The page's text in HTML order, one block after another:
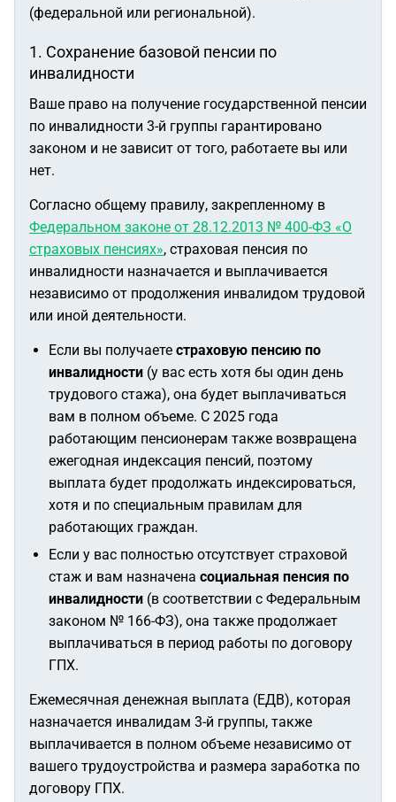
(федеральной или региональной).
1. Сохранение базовой пенсии по
инвалидности
Ваше право на получение государственной пенсии
по инвалидности 3-й группы гарантировано
законом и не зависит от того, работаете вы или
нет.
Согласно общему правилу, закрепленному в
Федеральном законе от 28.12.2013 № 400-ФЗ «О
страховых пенсиях», страховая пенсия по
инвалидности назначается и выплачивается
независимо от продолжения инвалидом трудовой
или иной деятельности.
Если вы получаете страховую пенсию по
инвалидности (у вас есть хотя бы один день
трудового стажа), она будет выплачиваться
вам в полном объеме. С 2025 года
работающим пенсионерам также возвращена
ежегодная индексация пенсий, поэтому
выплата будет продолжать индексироваться,
хотя и по специальным правилам для
работающих граждан.
Если у вас полностью отсутствует страховой
стаж и вам назначена социальная пенсия по
инвалидности (в соответствии с Федеральным
законом № 166-ФЗ), она также продолжает
выплачиваться в период работы по договору
ГПХ.
Ежемесячная денежная выплата (ЕДВ), которая
назначается инвалидам 3-й группы, также
выплачивается в полном объеме независимо от
вашего трудоустройства и размера заработка по
договору ГПХ.